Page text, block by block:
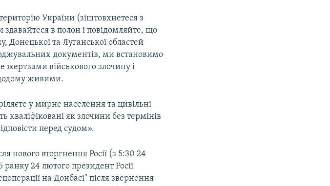
України (зіштовхнетеся з
в полон і повідомляйте, що
Донецької та Луганської областей
документів, ми встановимо
військового злочину і
живими.
у мирне населення та цивільні
кваліфіковані як злочини без термінів
перед судом».
нового вторгнення Росії (з 5:30 24
24 лютого президент Росії
на Донбасі" після звернення